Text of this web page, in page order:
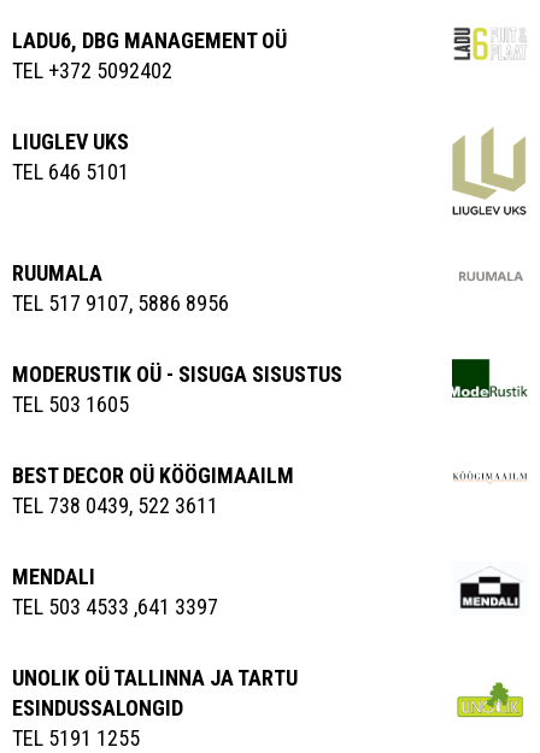
LADU6, DBG MANAGEMENT OÜ
TEL +372 5092402
LIUGLEV UKS
TEL 646 5101
RUUMALA
TEL 517 9107, 5886 8956
MODERUSTIK OÜ - SISUGA SISUSTUS
TEL 503 1605
BEST DECOR OÜ KÖÖGIMAAILM
TEL 738 0439, 522 3611
MENDALI
TEL 503 4533 ,641 3397
UNOLIK OÜ TALLINNA JA TARTU
ESINDUSSALONGID
TEL 5191 1255